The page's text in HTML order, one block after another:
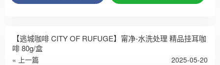
【逃城咖啡 CITY OF RUFUGE】甯净-水洗处理 精品挂耳咖
啡 80g/盒
« 上一篇 2025-05-20